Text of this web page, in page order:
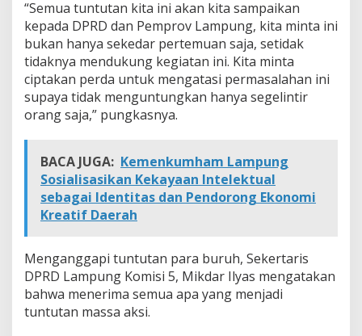
“Semua tuntutan kita ini akan kita sampaikan
kepada DPRD dan Pemprov Lampung, kita minta ini
bukan hanya sekedar pertemuan saja, setidak
tidaknya mendukung kegiatan ini. Kita minta
ciptakan perda untuk mengatasi permasalahan ini
supaya tidak menguntungkan hanya segelintir
orang saja,” pungkasnya.
BACA JUGA: Kemenkumham Lampung
Sosialisasikan Kekayaan Intelektual
sebagai Identitas dan Pendorong Ekonomi
Kreatif Daerah
Menganggapi tuntutan para buruh, Sekertaris
DPRD Lampung Komisi 5, Mikdar Ilyas mengatakan
bahwa menerima semua apa yang menjadi
tuntutan massa aksi.